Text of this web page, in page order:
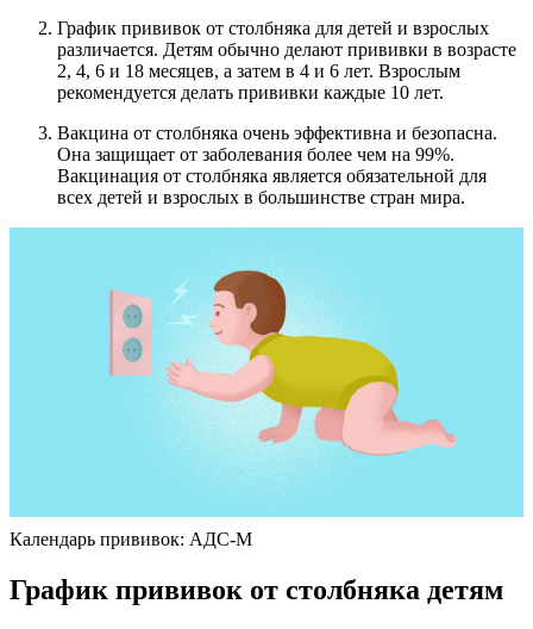
График прививок от столбняка для детей и взрослых
различается. Детям обычно делают прививки в возрасте
2, 4, 6 и 18 месяцев, а затем в 4 и 6 лет. Взрослым
рекомендуется делать прививки каждые 10 лет.
Вакцина от столбняка очень эффективна и безопасна.
Она защищает от заболевания более чем на 99%.
Вакцинация от столбняка является обязательной для
всех детей и взрослых в большинстве стран мира.
Календарь прививок: АДС-М
График прививок от столбняка детям